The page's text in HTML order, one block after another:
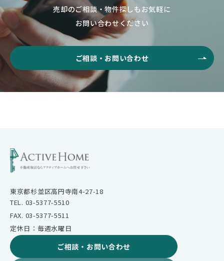
売却のご相談・物件探しもお気軽に
お問い合わせください
ご相談・お問い合わせ
東京都杉並区高円寺南4-27-18
TEL. 03-5377-5510
FAX. 03-5377-5511
定休日：毎週水曜日
ご相談・お問い合わせ